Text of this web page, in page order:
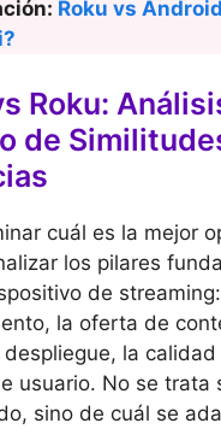
Roku vs
Roku:
de
cuál es la mejor
los pilares
de
la oferta de
la
usuario. No se trata
sino de cuál se